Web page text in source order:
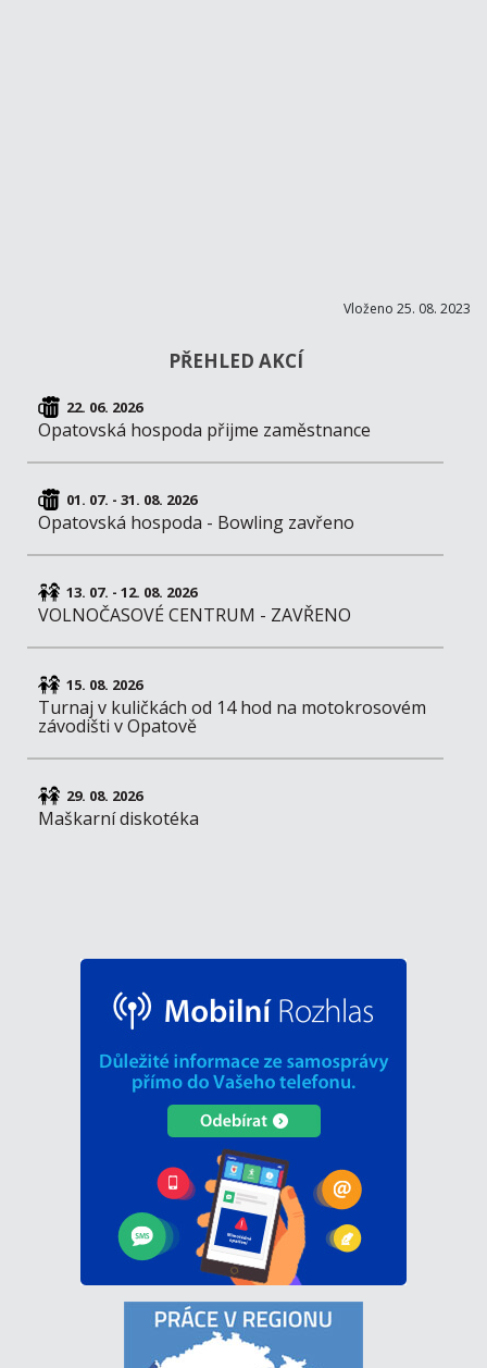
Vloženo 25. 08. 2023
PŘEHLED AKCÍ
22. 06. 2026
Opatovská hospoda přijme zaměstnance
01. 07. - 31. 08. 2026
Opatovská hospoda - Bowling zavřeno
13. 07. - 12. 08. 2026
VOLNOČASOVÉ CENTRUM - ZAVŘENO
15. 08. 2026
Turnaj v kuličkách od 14 hod na motokrosovém
závodišti v Opatově
29. 08. 2026
Maškarní diskotéka